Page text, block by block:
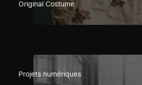
Original Costume
Projets numériques